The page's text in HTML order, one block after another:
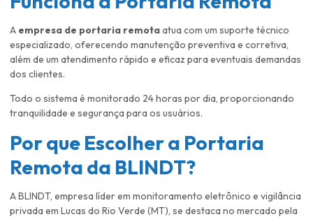
A empresa de portaria remotaatua com um suporte técnico
especializado, oferecendo manutenção preventiva e corretiva,
além de um atendimento rápido e eficaz para eventuais demandas
dos clientes.
Todo o sistema é monitorado 24 horas por dia, proporcionando
tranquilidade e segurança para os usuários.
Por que Escolher a Portaria
Remota da BLINDT?
A BLINDT, empresa líder em monitoramento eletrônico e vigilância
privada em Lucas do Rio Verde (MT), se destaca no mercado pela